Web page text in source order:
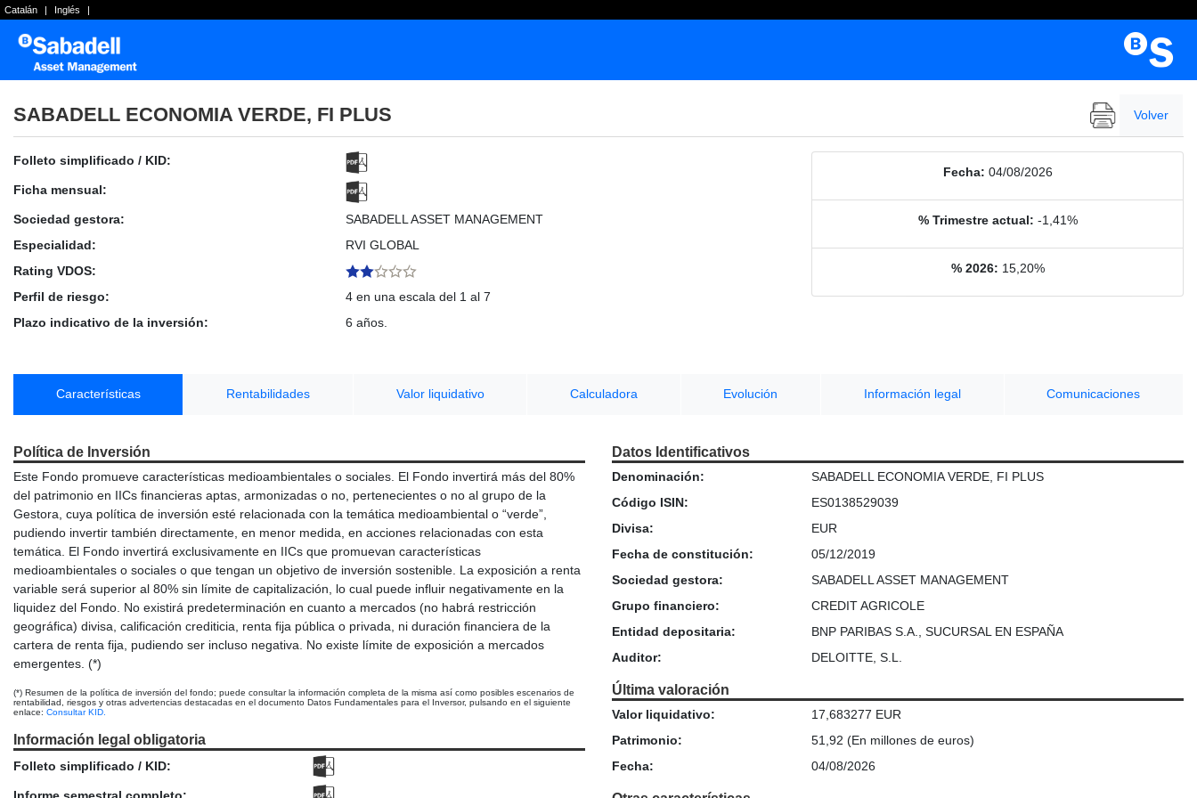
Catalán | Inglés |
SABADELL ECONOMIA VERDE, FI PLUS Volver
Folleto simplificado / KID:
Ficha mensual:
Sociedad gestora:
SABADELL ASSET MANAGEMENT
Especialidad:
RVI GLOBAL
Rating VDOS:
Perfil de riesgo:
4 en una escala del 1 al 7
Plazo indicativo de la inversión:
6 años.
Fecha: 04/08/2026
% Trimestre actual: -1,41%
% 2026: 15,20%
Características Rentabilidades Valor liquidativo Calculadora Evolución Información legal Comunicaciones
Política de Inversión
Este Fondo promueve características medioambientales o sociales. El Fondo invertirá más del 80%
del patrimonio en IICs financieras aptas, armonizadas o no, pertenecientes o no al grupo de la
Gestora, cuya política de inversión esté relacionada con la temática medioambiental o “verde”,
pudiendo invertir también directamente, en menor medida, en acciones relacionadas con esta
temática. El Fondo invertirá exclusivamente en IICs que promuevan características
medioambientales o sociales o que tengan un objetivo de inversión sostenible. La exposición a renta
variable será superior al 80% sin límite de capitalización, lo cual puede influir negativamente en la
liquidez del Fondo. No existirá predeterminación en cuanto a mercados (no habrá restricción
geográfica) divisa, calificación crediticia, renta fija pública o privada, ni duración financiera de la
cartera de renta fija, pudiendo ser incluso negativa. No existe límite de exposición a mercados
emergentes. (*)
(*) Resumen de la política de inversión del fondo; puede consultar la información completa de la misma así como posibles escenarios de
rentabilidad, riesgos y otras advertencias destacadas en el documento Datos Fundamentales para el Inversor, pulsando en el siguiente
enlace: Consultar KID.
Información legal obligatoria
Folleto simplificado / KID:
Datos Identificativos
Denominación:
SABADELL ECONOMIA VERDE, FI PLUS
Código ISIN:
ES0138529039
Divisa:
EUR
Fecha de constitución:
05/12/2019
Sociedad gestora:
SABADELL ASSET MANAGEMENT
Grupo financiero:
CREDIT AGRICOLE
Entidad depositaria:
BNP PARIBAS S.A., SUCURSAL EN ESPAÑA
Auditor:
DELOITTE, S.L.
Última valoración
Valor liquidativo:
17,683277 EUR
Patrimonio:
51,92 (En millones de euros)
Fecha:
04/08/2026